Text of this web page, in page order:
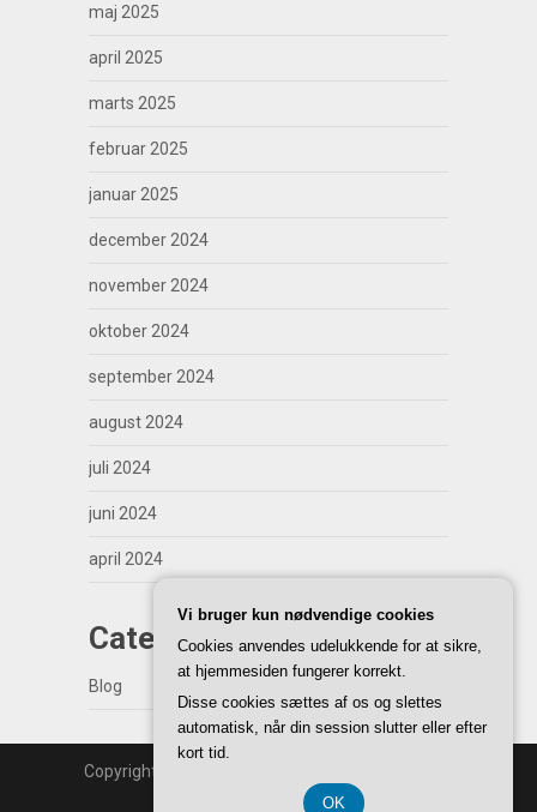
maj 2025
april 2025
marts 2025
februar 2025
januar 2025
december 2024
november 2024
oktober 2024
september 2024
august 2024
juli 2024
juni 2024
april 2024
Categories
Blog
Copyright | WordPress Theme by
Back to Top ↑
Vi bruger kun nødvendige cookies
Cookies anvendes udelukkende for at sikre,
at hjemmesiden fungerer korrekt.
Disse cookies sættes af os og slettes
automatisk, når din session slutter eller efter
kort tid.
OK